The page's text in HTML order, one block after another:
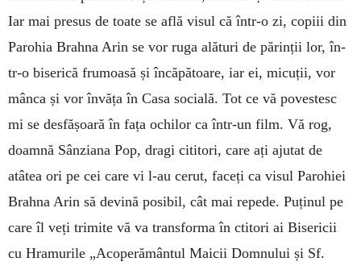
Iar mai presus de toate se află visul că într-o zi, copiii din
Parohia Brahna Arin se vor ruga alături de părinții lor, în­
tr-o biserică frumoasă și în­că­pă­toare, iar ei, micuții, vor
mânca și vor învăța în Casa socială. Tot ce vă povestesc
mi se des­fășoară în fața ochilor ca într-un film. Vă rog,
doamnă Sân­ziana Pop, dragi cititori, care ați ajutat de
atâtea ori pe cei care vi l-au cerut, faceți ca visul Parohiei
Brah­na Arin să devină posibil, cât mai repede. Pu­ținul pe
care îl veți trimite vă va trans­for­ma în ctitori ai Bisericii
cu Hramu­rile „Acoperământul Maicii Dom­nului și Sf.